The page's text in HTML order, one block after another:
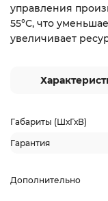
управления
55°С, что
увеличивает
Габариты (ШхГхВ)
Гарантия
Дополнительно